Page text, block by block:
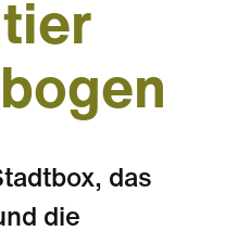
das
die